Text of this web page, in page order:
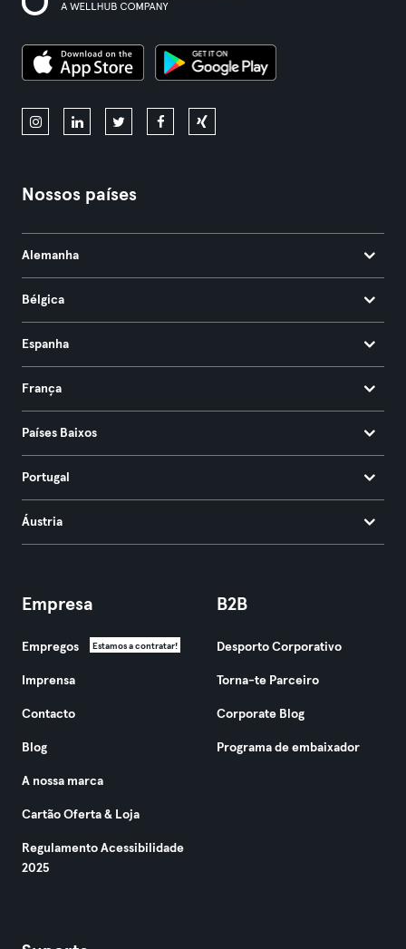
Nossos países
Alemanha
Bélgica
Espanha
França
Países Baixos
Portugal
Áustria
Empresa
Empregos Estamos a contratar!
Imprensa
Contacto
Blog
A nossa marca
Cartão Oferta & Loja
Regulamento Acessibilidade
2025
B2B
Desporto Corporativo
Torna-te Parceiro
Corporate Blog
Programa de embaixador